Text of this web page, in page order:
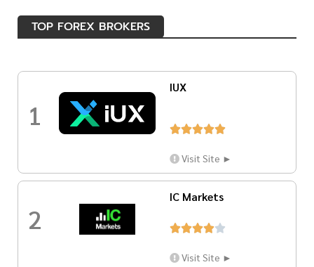
TOP FOREX BROKERS
1
IUX

Visit Site ►
2
IC Markets

Visit Site ►